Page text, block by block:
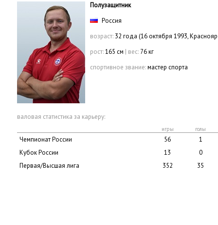
Полузащитник
Россия
возраст: 32 года (16 октября 1993,
рост:165 см | вес: 76 кг
спортивное звание:мастер спорта
валовая статистика за карьеру:
игры голы
Чемпионат России 56
1
Кубок России
13
0
Первая/Высшая лига
352 35